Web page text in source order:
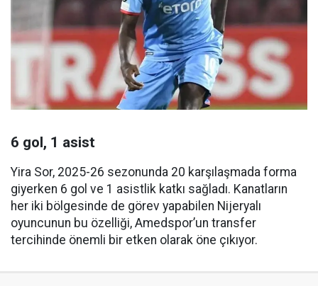
6 gol, 1 asist
Yira Sor, 2025-26 sezonunda 20 karşılaşmada forma
giyerken 6 gol ve 1 asistlik katkı sağladı. Kanatların
her iki bölgesinde de görev yapabilen Nijeryalı
oyuncunun bu özelliği, Amedspor’un transfer
tercihinde önemli bir etken olarak öne çıkıyor.